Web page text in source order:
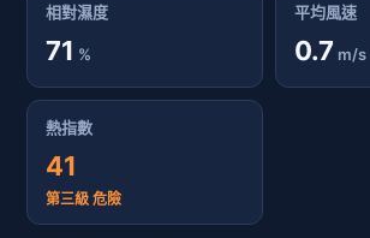
相對濕度
71 %
平均風速
0.7 m/s
熱指數
41
第三級 危險